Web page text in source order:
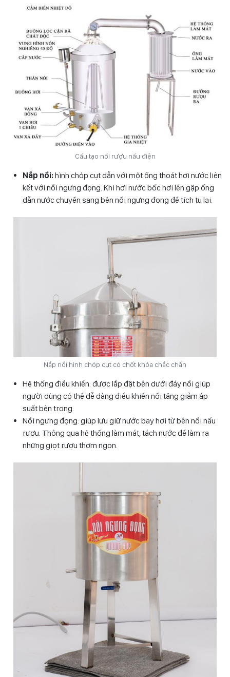
Cấu tạo nồi rượu nấu điện
Nắp nồi:hình chóp cụt dẫn với một ống thoát hơi nước liên
kết với nồi ngưng đọng. Khi hơi nước bốc hơi lên gặp ống
dẫn nước chuyền sang bên nồi ngưng đọng để tích tụ lại.
Nắp nồi hình chóp cụt có chốt khóa chắc chắn
Hệ thống điều khiển: được lắp đặt bên dưới đáy nồi giúp
người dùng có thể dễ dàng điều khiển nồi tăng giảm áp
suất bên trong.
Nồi ngưng đọng: giúp lưu giữ nước bay hơi từ bên nồi nấu
rượu. Thông qua hệ thống làm mát, tách nước để làm ra
những giọt rượu thơm ngon.